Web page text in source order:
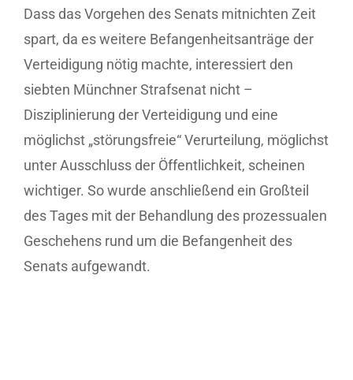
Dass das Vorgehen des Senats mitnichten Zeit
spart, da es weitere Befangenheitsanträge der
Verteidigung nötig machte, interessiert den
siebten Münchner Strafsenat nicht –
Disziplinierung der Verteidigung und eine
möglichst „störungsfreie“ Verurteilung, möglichst
unter Ausschluss der Öffentlichkeit, scheinen
wichtiger. So wurde anschließend ein Großteil
des Tages mit der Behandlung des prozessualen
Geschehens rund um die Befangenheit des
Senats aufgewandt.